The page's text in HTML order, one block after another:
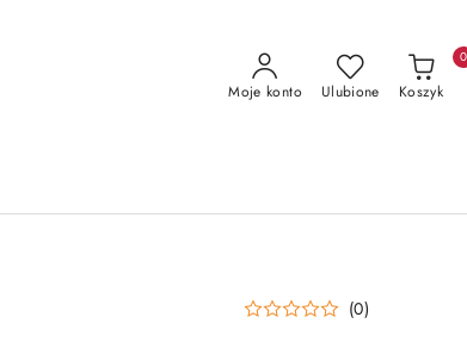
Moje konto Ulubione Koszyk
0
(0)